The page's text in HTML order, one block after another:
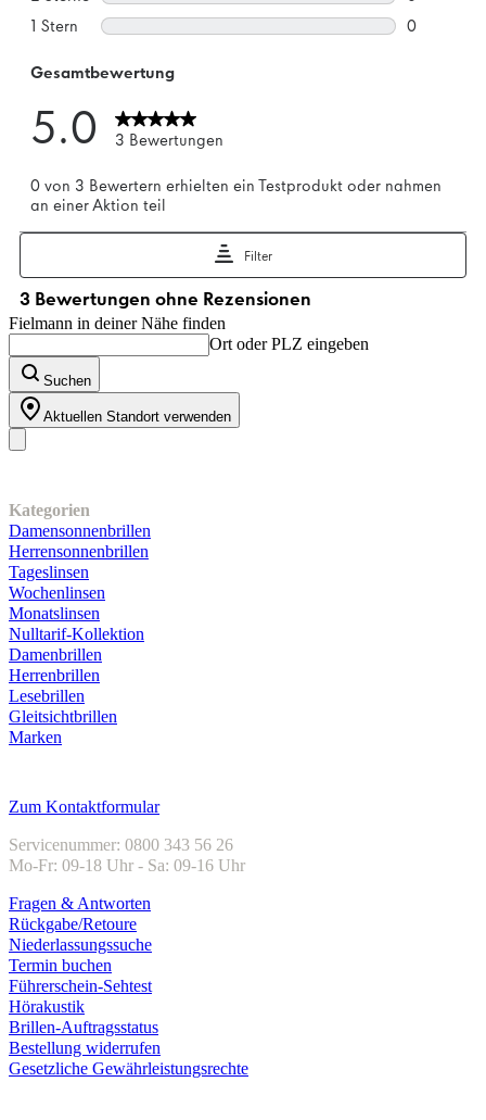
Fielmann in deiner Nähe finden
Ort oder PLZ eingeben
Suchen
Aktuellen Standort verwenden
Kategorien
Damensonnenbrillen
Herrensonnenbrillen
Tageslinsen
Wochenlinsen
Monatslinsen
Nulltarif-Kollektion
Damenbrillen
Herrenbrillen
Lesebrillen
Gleitsichtbrillen
Marken
Zum Kontaktformular
Servicenummer: 0800 343 56 26
Mo-Fr: 09-18 Uhr - Sa: 09-16 Uhr
Fragen & Antworten
Rückgabe/Retoure
Niederlassungssuche
Termin buchen
Führerschein-Sehtest
Hörakustik
Brillen-Auftragsstatus
Bestellung widerrufen
Gesetzliche Gewährleistungsrechte